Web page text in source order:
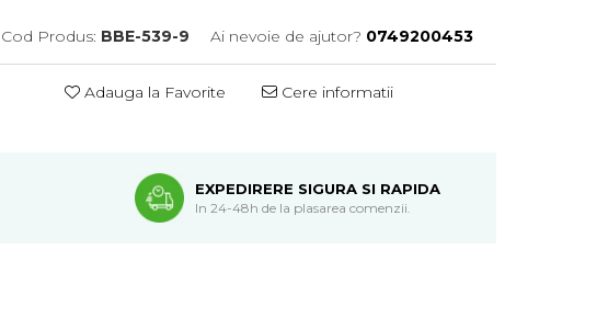
Cod Produs: BBE-539-9 Ai nevoie de ajutor? 0749200453
Adauga la Favorite Cere informatii
EXPEDIRERE SIGURA SI RAPIDA
In 24-48h de la plasarea comenzii.